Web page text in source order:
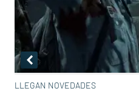
LLEGAN NOVEDADES